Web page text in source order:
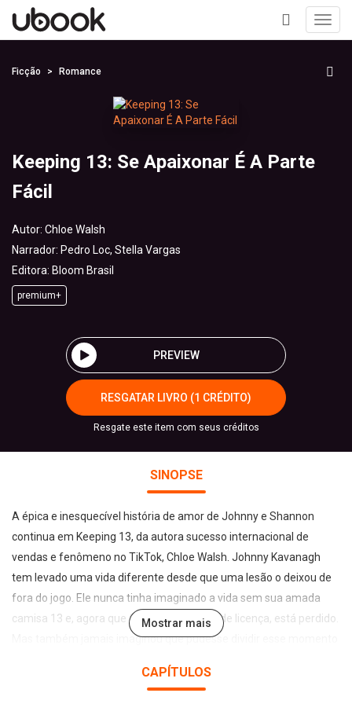
+
Ficção Romance
Keeping 13: Se Apaixonar É A Parte
Fácil
Autor: Chloe Walsh
Narrador: Pedro Loc, Stella Vargas
Editora: Bloom Brasil
premium+
PREVIEW
RESGATAR LIVRO (1 CRÉDITO)
Resgate este item com seus créditos
SINOPSE
A épica e inesquecível história de amor de Johnny e Shannon
continua em Keeping 13, da autora sucesso internacional de
vendas e fenômeno no TikTok, Chloe Walsh. Johnny Kavanagh
tem levado uma vida diferente desde que uma lesão o deixou de
fora do jogo. Ele nunca tinha imaginado a vida sem sua amada
camisa 13 e, agora que foi obrigado a sair de licença, está perdido.
Mas também jamais imaginou que pudesse dividir esse momento
boa em guardar segredos. Ela percebeu que homens ruins não
Mostrar mais
CAPÍTULOS